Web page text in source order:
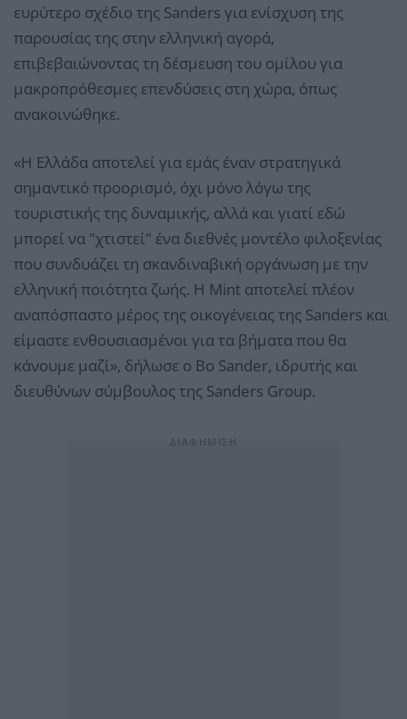
ευρύτερο σχέδιο της Sanders για ενίσχυση της
παρουσίας της στην ελληνική αγορά,
επιβεβαιώνοντας τη δέσμευση του ομίλου για
μακροπρόθεσμες επενδύσεις στη χώρα, όπως
ανακοινώθηκε.
«Η Ελλάδα αποτελεί για εμάς έναν στρατηγικά
σημαντικό προορισμό, όχι μόνο λόγω της
τουριστικής της δυναμικής, αλλά και γιατί εδώ
μπορεί να "χτιστεί" ένα διεθνές μοντέλο φιλοξενίας
που συνδυάζει τη σκανδιναβική οργάνωση με την
ελληνική ποιότητα ζωής. Η Mint αποτελεί πλέον
αναπόσπαστο μέρος της οικογένειας της Sanders και
είμαστε ενθουσιασμένοι για τα βήματα που θα
κάνουμε μαζί», δήλωσε ο Bo Sander, ιδρυτής και
διευθύνων σύμβουλος της Sanders Group.